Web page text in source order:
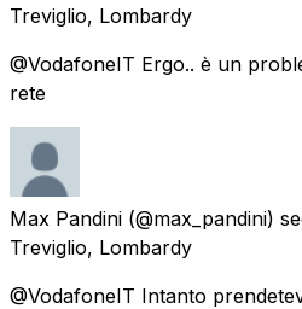
Treviglio, Lombardy
@VodafoneIT Ergo.. è un
rete
Max Pandini (@max_pandini)
Treviglio, Lombardy
@VodafoneIT Intanto